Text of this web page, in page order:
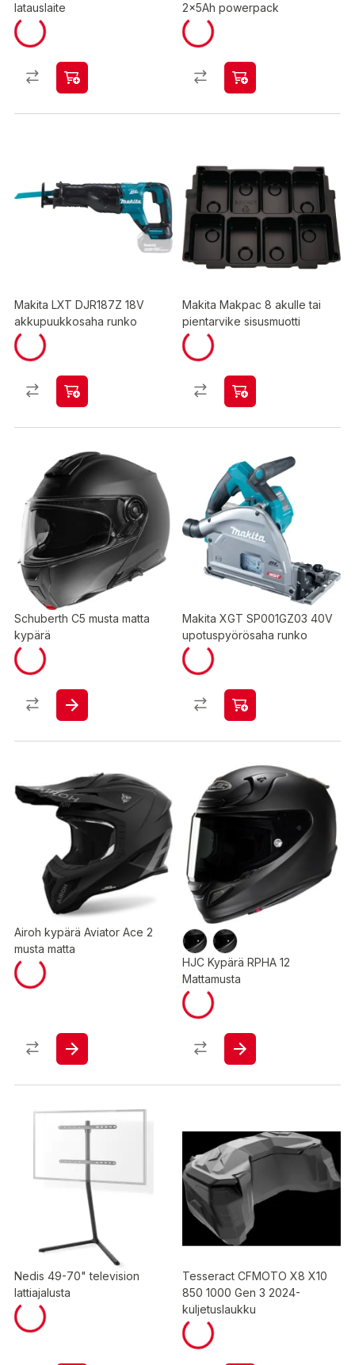
latauslaite
2x5Ah powerpack
Makita LXT DJR187Z 18V
akkupuukkosaha runko
Makita Makpac 8 akulle tai
pientarvike sisusmuotti
Schuberth C5 musta matta
kypärä
Makita XGT SP001GZ03 40V
upotuspyörösaha runko
Airoh kypärä Aviator Ace 2
musta matta
HJC Kypärä RPHA 12
Mattamusta
Nedis 49-70" television
lattiajalusta
Tesseract CFMOTO X8 X10
850 1000 Gen 3 2024-
kuljetuslaukku